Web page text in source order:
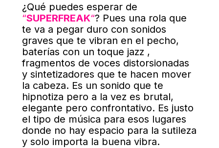
¿Qué puedes esperar de
“SUPERFREAK“? Pues una rola que
te va a pegar duro con sonidos
graves que te vibran en el pecho,
baterías con un toque jazz ,
fragmentos de voces distorsionadas
y sintetizadores que te hacen mover
la cabeza. Es un sonido que te
hipnotiza pero a la vez es brutal,
elegante pero confrontativo. Es justo
el tipo de música para esos lugares
donde no hay espacio para la sutileza
y solo importa la buena vibra.